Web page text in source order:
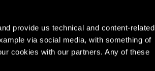
provide us technical and content-related
via social media, with something of
cookies with our partners. Any of these